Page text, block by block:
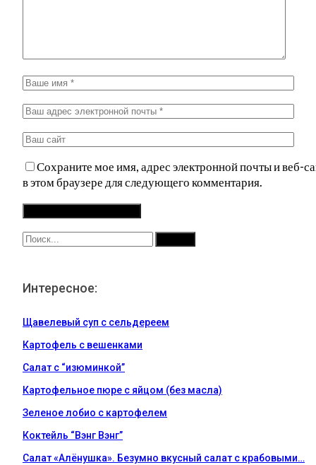
Сохраните мое имя, адрес электронной почты и веб-
в этом браузере для следующего комментария.
Интересное:
Щавелевый суп с сельдереем
Картофель с вешенками
Салат с “изюминкой”
Картофельное пюре с яйцом (без масла)
Зеленое лобио с картофелем
Коктейль “Вэнг Вэнг”
Салат «Алёнушка». Безумно вкусный салат с крабовыми…